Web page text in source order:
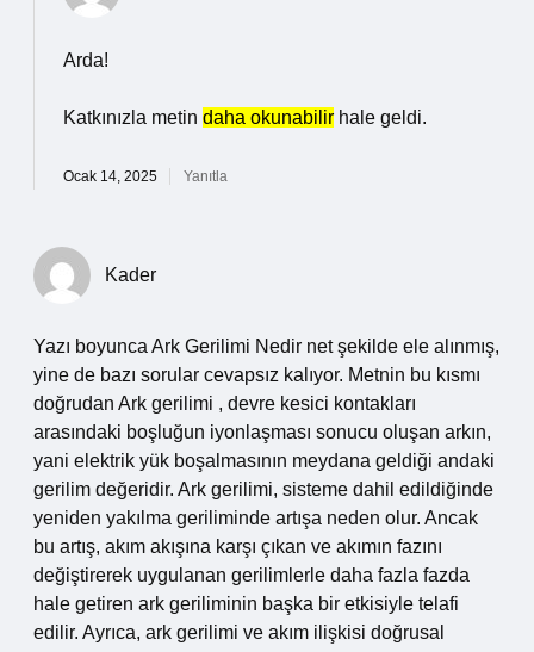
Arda!
Katkınızla metin daha okunabilir hale geldi.
Ocak 14, 2025 Yanıtla
Kader
Yazı boyunca Ark Gerilimi Nedir net şekilde ele alınmış,
yine de bazı sorular cevapsız kalıyor. Metnin bu kısmı
doğrudan Ark gerilimi , devre kesici kontakları
arasındaki boşluğun iyonlaşması sonucu oluşan arkın,
yani elektrik yük boşalmasının meydana geldiği andaki
gerilim değeridir. Ark gerilimi, sisteme dahil edildiğinde
yeniden yakılma geriliminde artışa neden olur. Ancak
bu artış, akım akışına karşı çıkan ve akımın fazını
değiştirerek uygulanan gerilimlerle daha fazla fazda
hale getiren ark geriliminin başka bir etkisiyle telafi
edilir. Ayrıca, ark gerilimi ve akım ilişkisi doğrusal